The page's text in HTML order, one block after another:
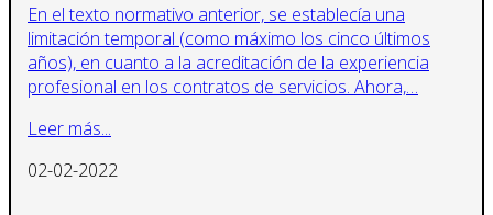
En el texto normativo anterior, se establecía una
limitación temporal (como máximo los cinco últimos
años), en cuanto a la acreditación de la experiencia
profesional en los contratos de servicios. Ahora,…
Leer más...
02-02-2022